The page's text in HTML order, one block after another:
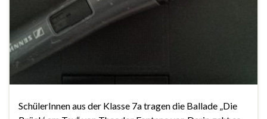
SchülerInnen aus der Klasse 7a tragen die Ballade „Die